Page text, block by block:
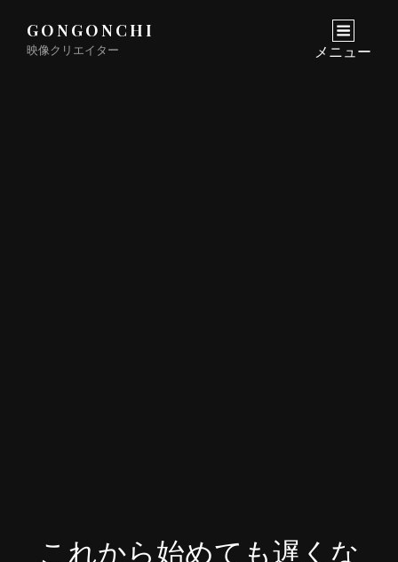
GONGONCHI
映像クリエイター メニュー
これから始めても遅くな